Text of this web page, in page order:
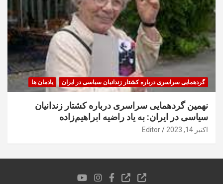
گردهمایی سراسری درباره کشتار زندانیان سیاسی در ایران یادمان ها
نهمین گردهمایی سراسری درباره کشتار زندانیان
سیاسی در ایران: به یاد راضیه ابراهیم‌زاده
اکتبر 14, 2023 Editor